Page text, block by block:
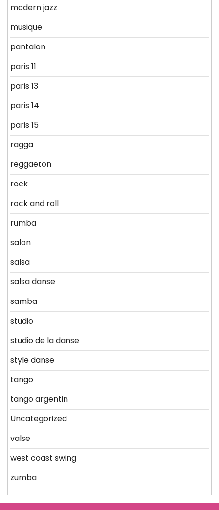
modern jazz
musique
pantalon
paris 11
paris 13
paris 14
paris 15
ragga
reggaeton
rock
rock and roll
rumba
salon
salsa
salsa danse
samba
studio
studio de la danse
style danse
tango
tango argentin
Uncategorized
valse
west coast swing
zumba